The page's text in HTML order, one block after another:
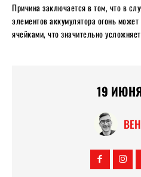
Причина заключается в том, что в
элементов аккумулятора огонь
ячейками, что значительно
19